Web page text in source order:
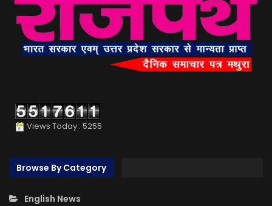
Views Today : 5255
Browse By Category
English News